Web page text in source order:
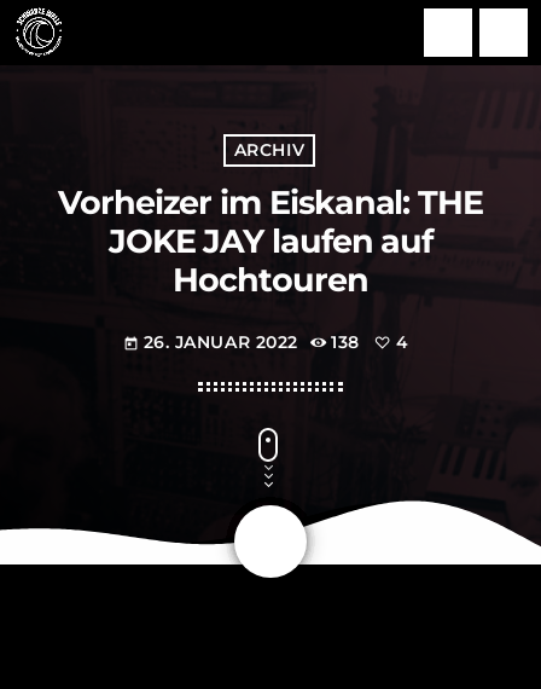
ARCHIV
Vorheizer im Eiskanal: THE
JOKE JAY laufen auf
Hochtouren
today 26. JANUAR 2022 138 4